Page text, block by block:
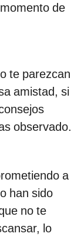
de
te parezcan
amistad, si
observado.
a
han sido
no te
lo